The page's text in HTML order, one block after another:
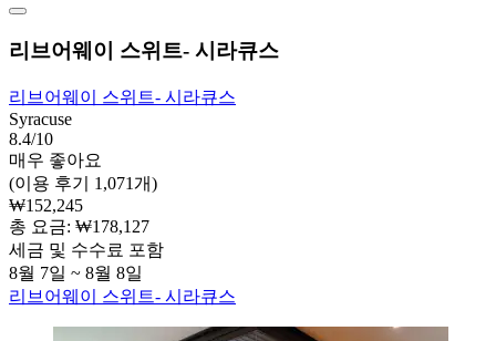
리브어웨이 스위트- 시라큐스
리브어웨이 스위트- 시라큐스
Syracuse
8.4/10
매우 좋아요
(이용 후기 1,071개)
₩152,245
총 요금: ₩178,127
세금 및 수수료 포함
8월 7일 ~ 8월 8일
리브어웨이 스위트- 시라큐스